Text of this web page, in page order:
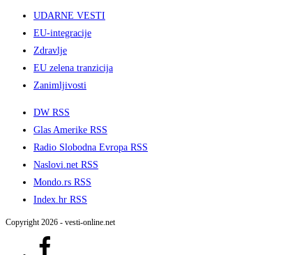
UDARNE VESTI
EU-integracije
Zdravlje
EU zelena tranzicija
Zanimljivosti
DW RSS
Glas Amerike RSS
Radio Slobodna Evropa RSS
Naslovi.net RSS
Mondo.rs RSS
Index.hr RSS
Copyright 2026 - vesti-online.net